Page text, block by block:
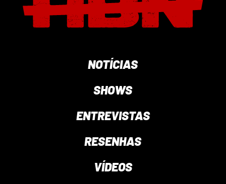
NOTÍCIAS
SHOWS
ENTREVISTAS
RESENHAS
VÍDEOS